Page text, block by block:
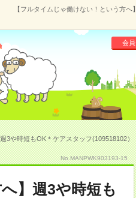
【フルタイムじゃ働けない！という方
会
3や時短もOK＊ケアスタッフ(109518102）
No.MANPWK903193-15
】週3や時短も